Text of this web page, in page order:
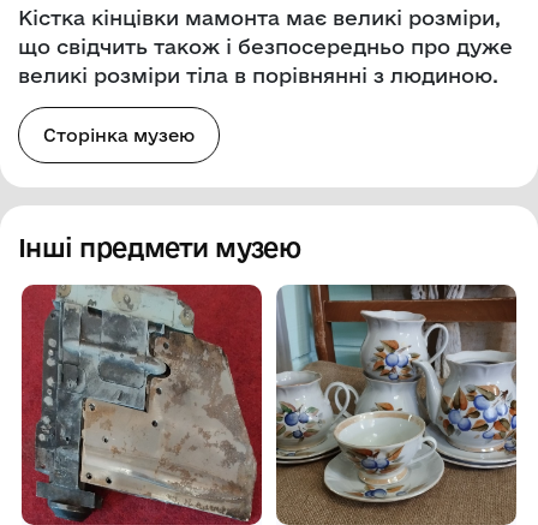
Кістка кінцівки мамонта має великі розміри,
що свідчить також і безпосередньо про дуже
великі розміри тіла в порівнянні з людиною.
Сторінка музею
Інші предмети музею